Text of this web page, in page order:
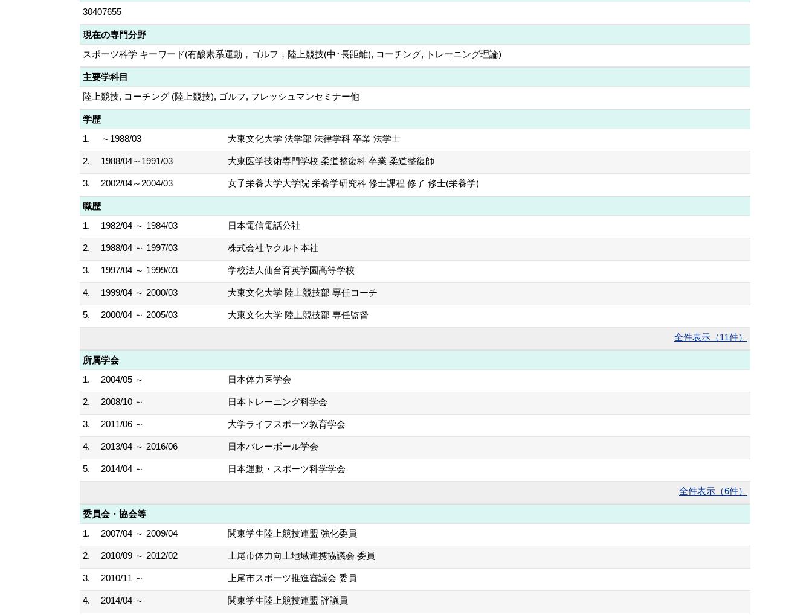
30407655
現在の専門分野
スポーツ科学 キーワード(有酸素系運動，ゴルフ，陸上競技(中･長距離), コーチング, トレーニング理論)
主要学科目
陸上競技, コーチング (陸上競技), ゴルフ, フレッシュマンセミナー他
学歴
1.
～1988/03 大東文化大学 法学部 法律学科 卒業 法学士
2. 1988/04～1991/03 大東医学技術専門学校 柔道整復科 卒業 柔道整復師
3. 2002/04～2004/03 女子栄養大学大学院 栄養学研究科 修士課程 修了 修士(栄養学)
職歴
1.
1982/04 ～ 1984/03 日本電信電話公社
2. 1988/04 ～ 1997/03 株式会社ヤクルト本社
3. 1997/04 ～ 1999/03 学校法人仙台育英学園高等学校
4. 1999/04 ～ 2000/03 大東文化大学 陸上競技部 専任コーチ
5. 2000/04 ～ 2005/03 大東文化大学 陸上競技部 専任監督
全件表示（11件）
所属学会
1.
2004/05 ～ 日本体力医学会
2. 2008/10 ～ 日本トレーニング科学会
3. 2011/06 ～ 大学ライフスポーツ教育学会
4. 2013/04 ～ 2016/06 日本バレーボール学会
5. 2014/04 ～ 日本運動・スポーツ科学学会
全件表示（6件）
委員会・協会等
1.
2007/04 ～ 2009/04 関東学生陸上競技連盟 強化委員
2. 2010/09 ～ 2012/02 上尾市体力向上地域連携協議会 委員
3. 2010/11 ～ 上尾市スポーツ推進審議会 委員
4. 2014/04 ～ 関東学生陸上競技連盟 評議員